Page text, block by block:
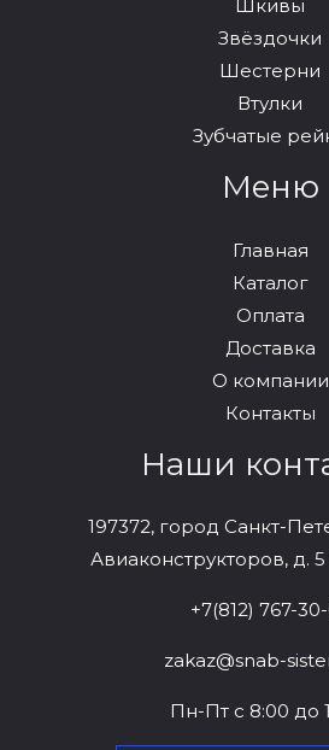
Шкивы
Звёздочки
Шестерни
Втулки
Зубчатые
Меню
Главная
Каталог
Оплата
Доставка
О компании
Контакты
Наши
197372, город Санкт-
Авиаконструкторов, д.
+7(812) 767-
zakaz@snab-
Пн-Пт с 8:00 до